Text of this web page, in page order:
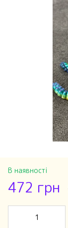
В наявності
472 грн